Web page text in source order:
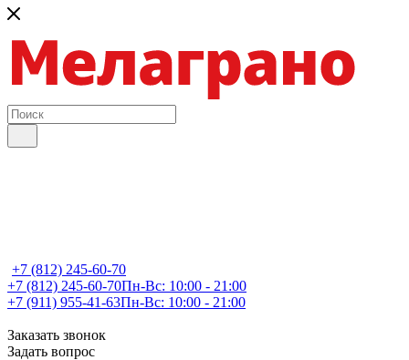
+7 (812) 245-60-70
+7 (812) 245-60-70Пн-Вс: 10:00 - 21:00
+7 (911) 955-41-63Пн-Вс: 10:00 - 21:00
Заказать звонок
Задать вопрос